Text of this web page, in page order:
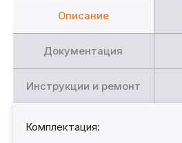
Описание
Документация
Инструкции и ремонт
Комплектация: